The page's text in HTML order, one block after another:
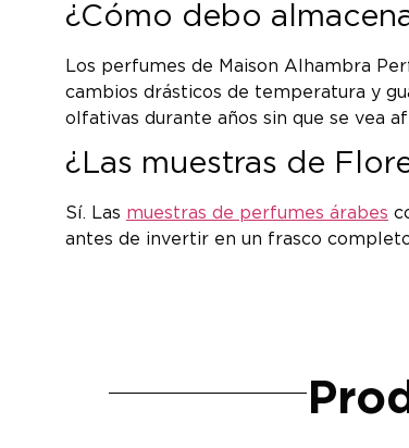
¿Cómo debo
Los perfumes de Maison Alhambra
cambios drásticos de temperatura y
olfativas durante años sin que se vea
¿Las muestras de
Sí. Las muestras de perfumes árabes
antes de invertir en un frasco